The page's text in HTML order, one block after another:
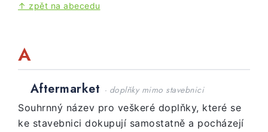
↑ zpět na abecedu
A
Aftermarket · doplňky mimo stavebnici
Souhrnný název pro veškeré doplňky, které se
ke stavebnici dokupují samostatně a pocházejí